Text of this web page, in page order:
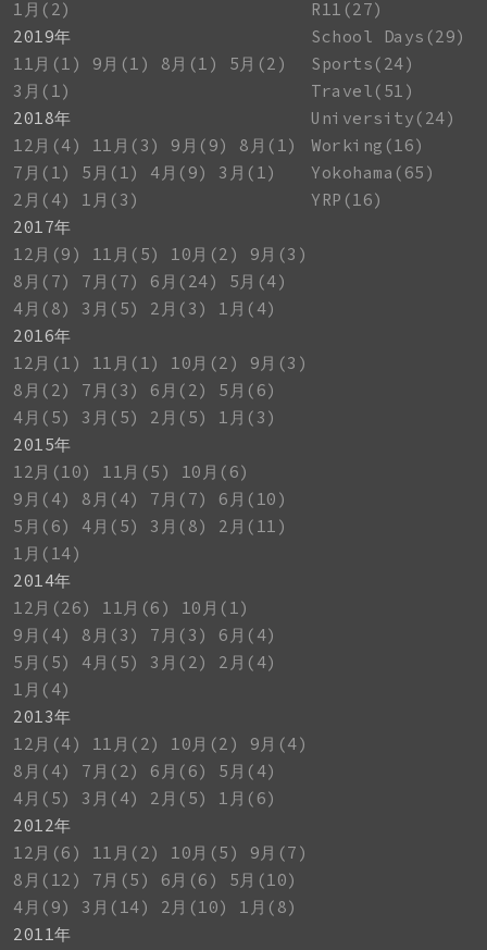
1月(2)
2019年
11月(1)
9月(1) 8月(1)
5月(2)
3月(1)
2018年
12月(4)
11月(3) 9月(9)
8月(1)
7月(1)
5月(1) 4月(9)
3月(1)
2月(4)
1月(3)
2017年
12月(9)
11月(5) 10月(2)
9月(3)
8月(7)
7月(7) 6月(24)
5月(4)
4月(8)
3月(5) 2月(3)
1月(4)
2016年
12月(1)
11月(1) 10月(2)
9月(3)
8月(2)
7月(3) 6月(2)
5月(6)
4月(5)
3月(5) 2月(5)
1月(3)
2015年
12月(10)
11月(5)
10月(6)
9月(4)
8月(4) 7月(7)
6月(10)
5月(6)
4月(5) 3月(8)
2月(11)
1月(14)
2014年
12月(26)
11月(6)
10月(1)
9月(4)
8月(3) 7月(3)
6月(4)
5月(5)
4月(5) 3月(2)
2月(4)
1月(4)
2013年
12月(4)
11月(2) 10月(2)
9月(4)
8月(4)
7月(2) 6月(6)
5月(4)
4月(5)
3月(4) 2月(5)
1月(6)
2012年
12月(6)
11月(2) 10月(5)
9月(7)
8月(12)
7月(5) 6月(6)
5月(10)
4月(9)
3月(14) 2月(10)
1月(8)
2011年
R11(27)
School Days(29)
Sports(24)
Travel(51)
University(24)
Working(16)
Yokohama(65)
YRP(16)